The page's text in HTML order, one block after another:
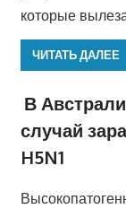
которые
ЧИТАТЬ ДАЛЕЕ
В
случай
H5N1